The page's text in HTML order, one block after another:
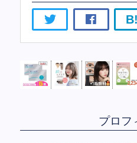
B!
プロフ